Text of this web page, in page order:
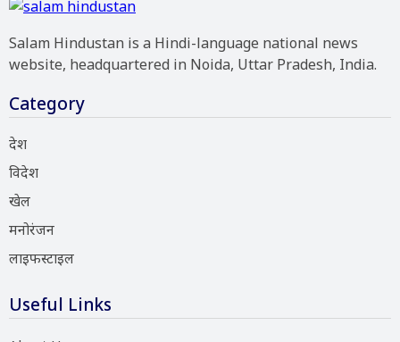
Salam Hindustan is a Hindi-language national news
website, headquartered in Noida, Uttar Pradesh, India.
Category
देश
विदेश
खेल
मनोरंजन
लाइफस्टाइल
Useful Links